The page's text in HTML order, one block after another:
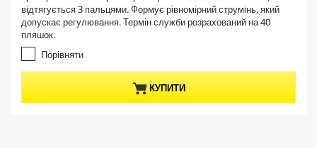
t
p
r
d
u
c
з
і
р
к
.
відтягується 3 пальцями. Формує рівномірний струмінь, який
допускає регулювання. Термін служби розрахований на 40
пляшок.
Порівняти
КУПИТИ